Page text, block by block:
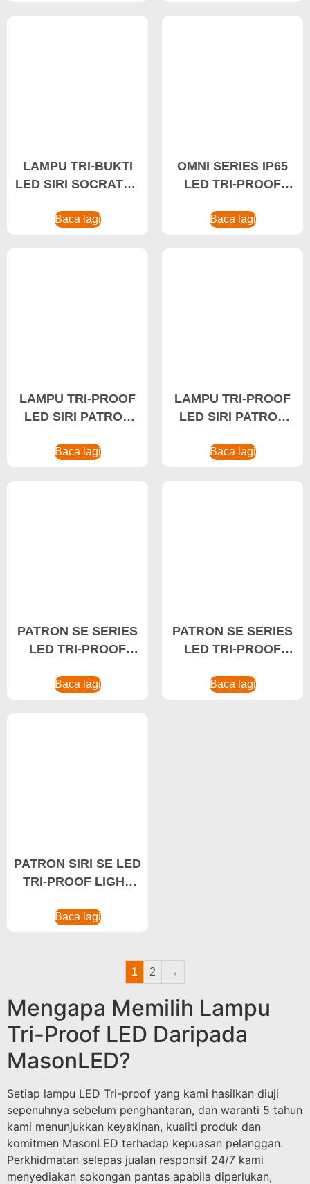
LAMPU TRI-BUKTI
LED SIRI SOCRATES
Baca lagi
OMNI SERIES IP65
LED TRI-PROOF
Light, Lampu LED
Baca lagi
LAMPU TRI-PROOF
LED SIRI PATRON
Light, Lampu Kalis
Baca lagi
LAMPU TRI-PROOF
LED SIRI PATRON
LED Perindustrian,
Baca lagi
PATRON SE SERIES
LED TRI-PROOF
LED Tri-proof,
Baca lagi
PATRON SE SERIES
LED TRI-PROOF
Tahan Kakisan,
Baca lagi
PATRON SIRI SE LED
TRI-PROOF LIGHT
Light, Lampu Tahan
Baca lagi
1 2 →
Mengapa Memilih Lampu
Tri-Proof LED Daripada
MasonLED?
Setiap lampu LED Tri-proof yang kami hasilkan diuji
sepenuhnya sebelum penghantaran, dan waranti 5 tahun
kami menunjukkan keyakinan, kualiti produk dan
komitmen MasonLED terhadap kepuasan pelanggan.
Perkhidmatan selepas jualan responsif 24/7 kami
menyediakan sokongan pantas apabila diperlukan,